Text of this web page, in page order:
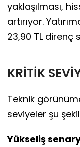
yaklaşılması,
artırıyor.
23,90 TL direnç
KRİTİK
Teknik
seviyeler şu
Yükseliş